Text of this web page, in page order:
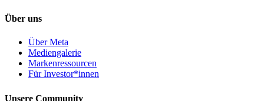
Über uns
Über Meta
Mediengalerie
Markenressourcen
Für Investor*innen
Unsere Community